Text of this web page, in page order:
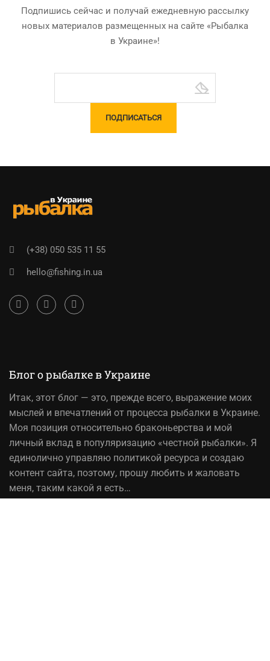
Подпишись сейчас и получай ежедневную рассылку
новых материалов размещенных на сайте «Рыбалка
в Украине»!
(+38) 050 535 11 55
hello@fishing.in.ua
Блог о рыбалке в Украине
Итак, этот блог — это, прежде всего, выражение моих
мыслей и впечатлений от процесса рыбалки в Украине.
Моя позиция относительно браконьерства и мой
личный вклад в популяризацию «честной рыбалки». Я
единолично управляю политикой ресурса и создаю
контент сайта, поэтому, прошу любить и жаловать
меня, таким какой я есть…